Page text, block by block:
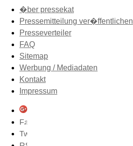
�ber pressekat
Pressemitteilung ver�ffentlichen
Presseverteiler
FAQ
Sitemap
Werbung / Mediadaten
Kontakt
Impressum